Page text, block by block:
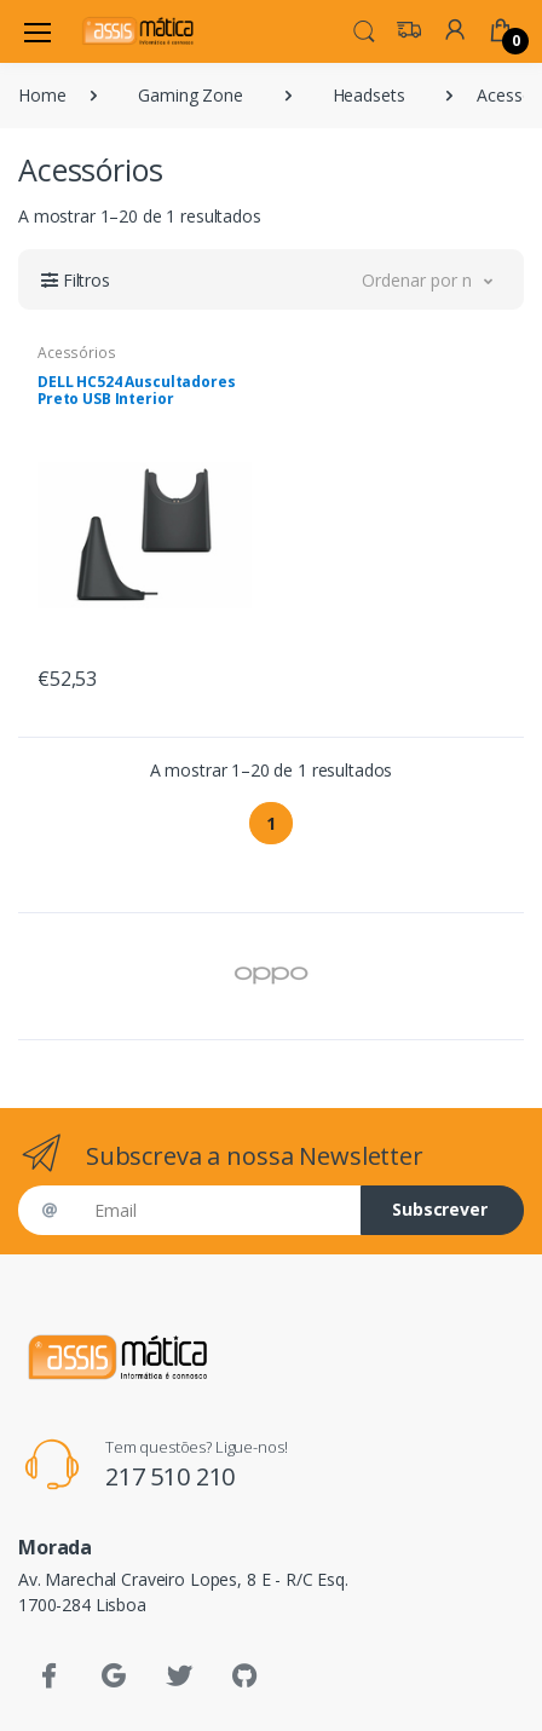
0
Home Gaming Zone Headsets
Acessórios
A mostrar 1–20 de 1 resultados
Filtros Ordenar por novidade
Acessórios
DELL HC524 Auscultadores
Preto USB Interior
€52,53
A mostrar 1–20 de 1 resultados
1
Subscreva a nossa Newsletter
Email address
Subscrever
Tem questões? Ligue-nos!
217 510 210
Morada
Av. Marechal Craveiro Lopes, 8 E - R/C Esq.
1700-284 Lisboa